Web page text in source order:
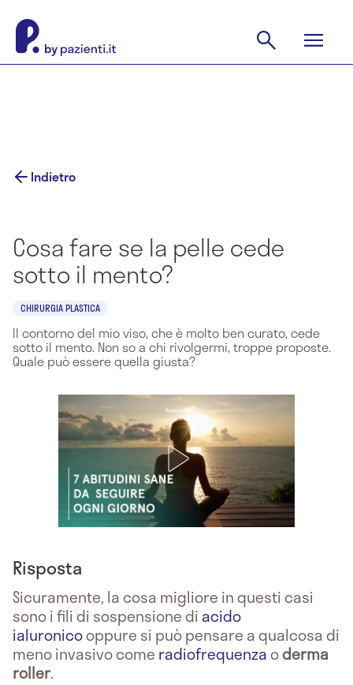
Indietro
Cosa fare se la pelle cede
sotto il mento?
CHIRURGIA PLASTICA
Il contorno del mio viso, che è molto ben curato, cede
sotto il mento. Non so a chi rivolgermi, troppe proposte.
Quale può essere quella giusta?
Risposta
Sicuramente, la cosa migliore in questi casi
sono i fili di sospensione di acido
ialuronicooppure si può pensare a qualcosa di
meno invasivo come radiofrequenzaoderma
roller.